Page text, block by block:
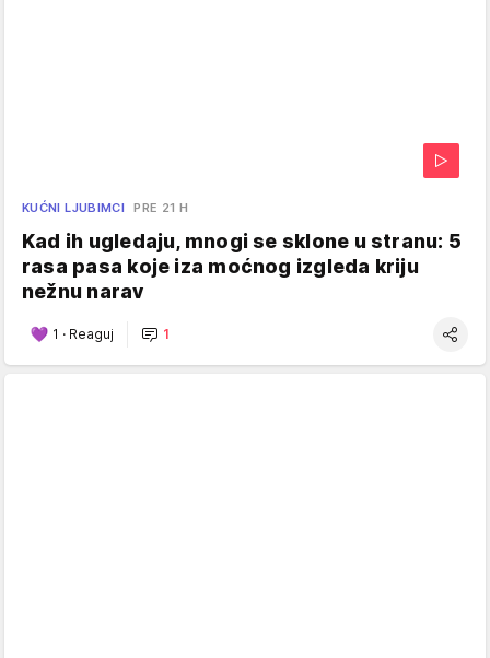
KUĆNI LJUBIMCI PRE 21 H
Kad ih ugledaju, mnogi se sklone u stranu: 5
rasa pasa koje iza moćnog izgleda kriju
nežnu narav
1 · Reaguj 1